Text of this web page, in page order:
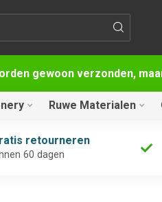
gewoon verzonden,
Ruwe Materialen
retourneren
60 dagen